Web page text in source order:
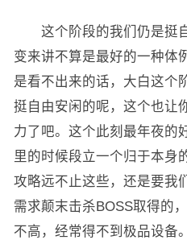
这个阶段的我们仍是挺
变来讲不算是最好的一种体
是看不出来的话，大白这个
挺自由安闲的呢，这个也让
力了吧。这个此刻最年夜的
里的时候段立一个归于本身
攻略远不止这些，还是要我
需求颠末击杀BOSS取得的
不高，经常得不到极品设备